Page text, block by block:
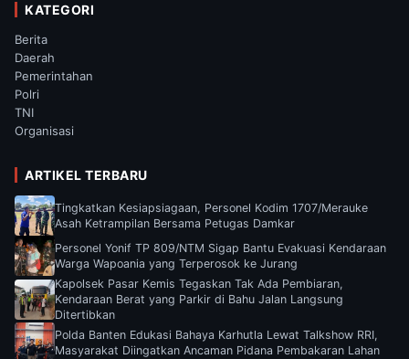
KATEGORI
Berita
Daerah
Pemerintahan
Polri
TNI
Organisasi
ARTIKEL TERBARU
Tingkatkan Kesiapsiagaan, Personel Kodim 1707/Merauke
Asah Ketrampilan Bersama Petugas Damkar
Personel Yonif TP 809/NTM Sigap Bantu Evakuasi Kendaraan
Warga Wapoania yang Terperosok ke Jurang
Kapolsek Pasar Kemis Tegaskan Tak Ada Pembiaran,
Kendaraan Berat yang Parkir di Bahu Jalan Langsung
Ditertibkan
Polda Banten Edukasi Bahaya Karhutla Lewat Talkshow RRI,
Masyarakat Diingatkan Ancaman Pidana Pembakaran Lahan